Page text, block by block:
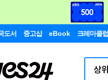
도서 중고샵 eBook 크레마클럽